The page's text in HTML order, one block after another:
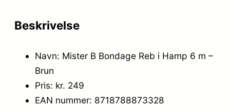
Beskrivelse
Navn: Mister B Bondage Reb i Hamp 6 m –
Brun
Pris: kr. 249
EAN nummer: 8718788873328